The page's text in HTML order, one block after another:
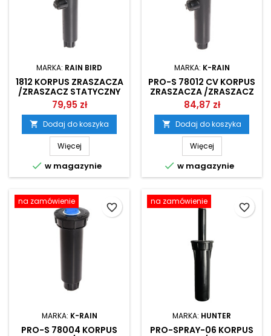
MARKA: RAIN BIRD
1812 KORPUS ZRASZACZA
/ZRASZACZ STATYCZNY
RAIN BIRD
79,95 zł
 Dodaj do koszyka
Więcej
 w magazynie
MARKA: K-RAIN
PRO-S 78012 CV KORPUS
ZRASZACZA /ZRASZACZ
STATYCZNY K-RAIN
84,87 zł
 Dodaj do koszyka
Więcej
 w magazynie
na zamówienie
MARKA: K-RAIN
PRO-S 78004 KORPUS
favorite_border
na zamówienie
MARKA: HUNTER
PRO-SPRAY-06 KORPUS
favorite_border